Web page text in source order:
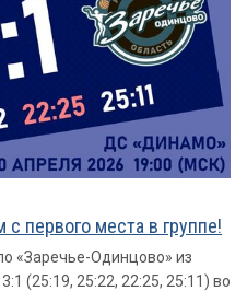
первого места в группе!
«Заречье-Одинцово» из
(25:19, 25:22, 22:25, 25:11) во